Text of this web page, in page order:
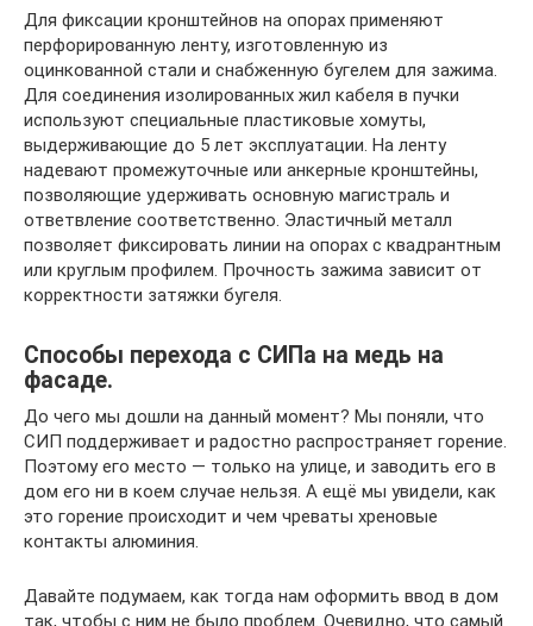
Для фиксации кронштейнов на опорах применяют
перфорированную ленту, изготовленную из
оцинкованной стали и снабженную бугелем для зажима.
Для соединения изолированных жил кабеля в пучки
используют специальные пластиковые хомуты,
выдерживающие до 5 лет эксплуатации. На ленту
надевают промежуточные или анкерные кронштейны,
позволяющие удерживать основную магистраль и
ответвление соответственно. Эластичный металл
позволяет фиксировать линии на опорах с квадрантным
или круглым профилем. Прочность зажима зависит от
корректности затяжки бугеля.
Способы перехода с СИПа на медь на
фасаде.
До чего мы дошли на данный момент? Мы поняли, что
СИП поддерживает и радостно распространяет горение.
Поэтому его место — только на улице, и заводить его в
дом его ни в коем случае нельзя. А ещё мы увидели, как
это горение происходит и чем чреваты хреновые
контакты алюминия.
Давайте подумаем, как тогда нам оформить ввод в дом
так, чтобы с ним не было проблем. Очевидно, что самый